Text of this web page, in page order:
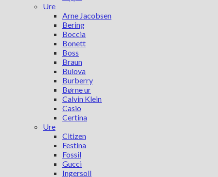
Ure
Arne Jacobsen
Bering
Boccia
Bonett
Boss
Braun
Bulova
Burberry
Børne ur
Calvin Klein
Casio
Certina
Ure
Citizen
Festina
Fossil
Gucci
Ingersoll